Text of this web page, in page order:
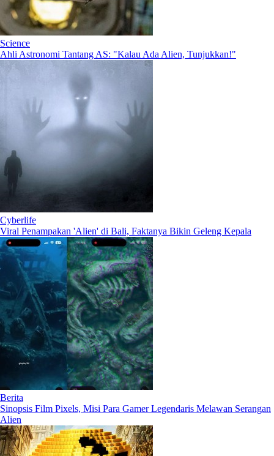
Science
Ahli Astronomi Tantang AS: "Kalau Ada Alien, Tunjukkan!"
Cyberlife
Viral Penampakan 'Alien' di Bali, Faktanya Bikin Geleng Kepala
Berita
Sinopsis Film Pixels, Misi Para Gamer Legendaris Melawan Serangan
Alien